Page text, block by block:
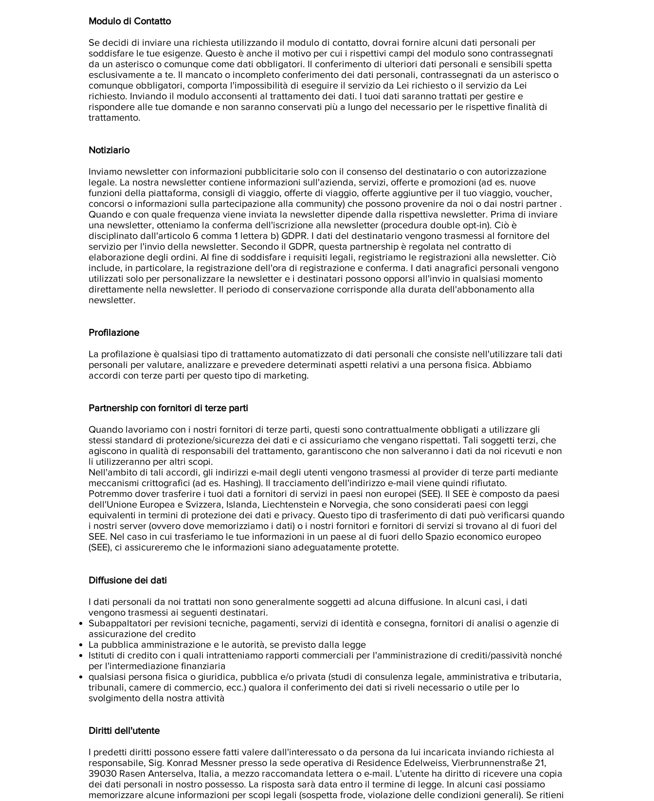
Modulo di Contatto
Se decidi di inviare una richiesta utilizzando il modulo di contatto, dovrai fornire alcuni dati personali per
soddisfare le tue esigenze. Questo è anche il motivo per cui i rispettivi campi del modulo sono contrassegnati
da un asterisco o comunque come dati obbligatori. Il conferimento di ulteriori dati personali e sensibili spetta
esclusivamente a te. Il mancato o incompleto conferimento dei dati personali, contrassegnati da un asterisco o
comunque obbligatori, comporta l'impossibilità di eseguire il servizio da Lei richiesto o il servizio da Lei
richiesto. Inviando il modulo acconsenti al trattamento dei dati. I tuoi dati saranno trattati per gestire e
rispondere alle tue domande e non saranno conservati più a lungo del necessario per le rispettive finalità di
trattamento.
Notiziario
Inviamo newsletter con informazioni pubblicitarie solo con il consenso del destinatario o con autorizzazione
legale. La nostra newsletter contiene informazioni sull'azienda, servizi, offerte e promozioni (ad es. nuove
funzioni della piattaforma, consigli di viaggio, offerte di viaggio, offerte aggiuntive per il tuo viaggio, voucher,
concorsi o informazioni sulla partecipazione alla community) che possono provenire da noi o dai nostri partner .
Quando e con quale frequenza viene inviata la newsletter dipende dalla rispettiva newsletter. Prima di inviare
una newsletter, otteniamo la conferma dell'iscrizione alla newsletter (procedura double opt-in). Ciò è
disciplinato dall'articolo 6 comma 1 lettera b) GDPR. I dati del destinatario vengono trasmessi al fornitore del
servizio per l'invio della newsletter. Secondo il GDPR, questa partnership è regolata nel contratto di
elaborazione degli ordini. Al fine di soddisfare i requisiti legali, registriamo le registrazioni alla newsletter. Ciò
include, in particolare, la registrazione dell'ora di registrazione e conferma. I dati anagrafici personali vengono
utilizzati solo per personalizzare la newsletter e i destinatari possono opporsi all'invio in qualsiasi momento
direttamente nella newsletter. Il periodo di conservazione corrisponde alla durata dell'abbonamento alla
newsletter.
Profilazione
La profilazione è qualsiasi tipo di trattamento automatizzato di dati personali che consiste nell'utilizzare tali dati
personali per valutare, analizzare e prevedere determinati aspetti relativi a una persona fisica. Abbiamo
accordi con terze parti per questo tipo di marketing.
Partnership con fornitori di terze parti
Quando lavoriamo con i nostri fornitori di terze parti, questi sono contrattualmente obbligati a utilizzare gli
stessi standard di protezione/sicurezza dei dati e ci assicuriamo che vengano rispettati. Tali soggetti terzi, che
agiscono in qualità di responsabili del trattamento, garantiscono che non salveranno i dati da noi ricevuti e non
li utilizzeranno per altri scopi.
Nell'ambito di tali accordi, gli indirizzi e-mail degli utenti vengono trasmessi al provider di terze parti mediante
meccanismi crittografici (ad es. Hashing). Il tracciamento dell'indirizzo e-mail viene quindi rifiutato.
Potremmo dover trasferire i tuoi dati a fornitori di servizi in paesi non europei (SEE). Il SEE è composto da paesi
dell'Unione Europea e Svizzera, Islanda, Liechtenstein e Norvegia, che sono considerati paesi con leggi
equivalenti in termini di protezione dei dati e privacy. Questo tipo di trasferimento di dati può verificarsi quando
i nostri server (ovvero dove memorizziamo i dati) o i nostri fornitori e fornitori di servizi si trovano al di fuori del
SEE. Nel caso in cui trasferiamo le tue informazioni in un paese al di fuori dello Spazio economico europeo
(SEE), ci assicureremo che le informazioni siano adeguatamente protette.
Diffusione dei dati
I dati personali da noi trattati non sono generalmente soggetti ad alcuna diffusione. In alcuni casi, i dati
vengono trasmessi ai seguenti destinatari.
Subappaltatori per revisioni tecniche, pagamenti, servizi di identità e consegna, fornitori di analisi o agenzie di
assicurazione del credito
La pubblica amministrazione e le autorità, se previsto dalla legge
Istituti di credito con i quali intratteniamo rapporti commerciali per l'amministrazione di crediti/passività nonché
per l'intermediazione finanziaria
qualsiasi persona fisica o giuridica, pubblica e/o privata (studi di consulenza legale, amministrativa e tributaria,
tribunali, camere di commercio, ecc.) qualora il conferimento dei dati si riveli necessario o utile per lo
svolgimento della nostra attività
Diritti dell'utente
I predetti diritti possono essere fatti valere dall'interessato o da persona da lui incaricata inviando richiesta al
responsabile, Sig. Konrad Messner presso la sede operativa di Residence Edelweiss, Vierbrunnenstraße 21,
39030 Rasen Anterselva, Italia, a mezzo raccomandata lettera o e-mail. L'utente ha diritto di ricevere una copia
dei dati personali in nostro possesso. La risposta sarà data entro il termine di legge. In alcuni casi possiamo
memorizzare alcune informazioni per scopi legali (sospetta frode, violazione delle condizioni generali). Se ritieni